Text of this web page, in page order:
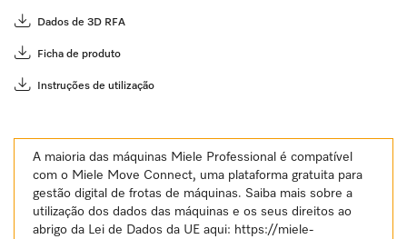
Dados de 3D RFA
Ficha de produto
Instruções de utilização
A maioria das máquinas Miele Professional é compatível
com o Miele Move Connect, uma plataforma gratuita para
gestão digital de frotas de máquinas. Saiba mais sobre a
utilização dos dados das máquinas e os seus direitos ao
abrigo da Lei de Dados da UE aqui: https://miele-